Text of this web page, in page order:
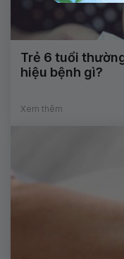
Trẻ 6 tuổi
hiệu bệnh gì?
Xem thêm